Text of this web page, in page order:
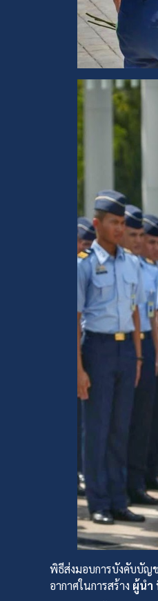
พิธีส่งมอบการบังคับบัญ
อากาศในการสร้าง ผู้นำ